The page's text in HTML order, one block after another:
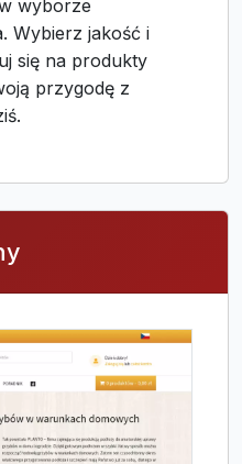
wyborze
Wybierz jakość i
się na produkty
przygodę z